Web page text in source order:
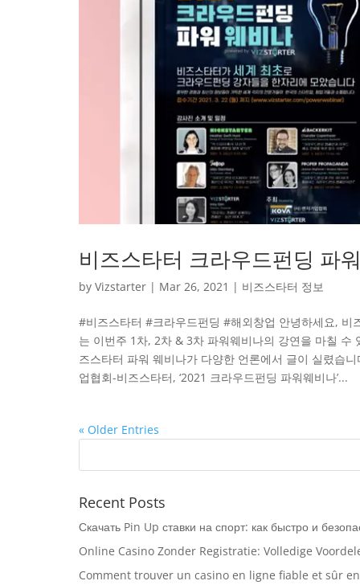
비즈스타터 크라우드펀딩 파
by Vizstarter | Mar 26, 2021 | 비즈스타터 정보
#비즈스타터 #크라우드펀딩 #해외창업 안녕하세요, 비
는 이번주 1차, 2차 & 3차 파워웨비나의 강연을 마칠
즈스타터 파워 웨비나가 다양한 언론에서 글이 실렸습
업협회-비즈스타터, ‘2021 크라우드펀딩 파워웨비나’...
« Older Entries
Recent Posts
Скачать Pin Up ставки на спорт: как быстро и
Online Casino Zonder Registratie: Volledige
Comment trouver un casino en ligne fiable et sûr